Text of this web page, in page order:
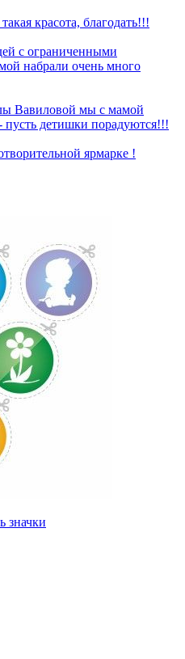
красота, благодать!!!
с ограниченными
набрали очень много
Вавиловой мы с мамой
детишки порадуются!!!
ярмарке !
значки